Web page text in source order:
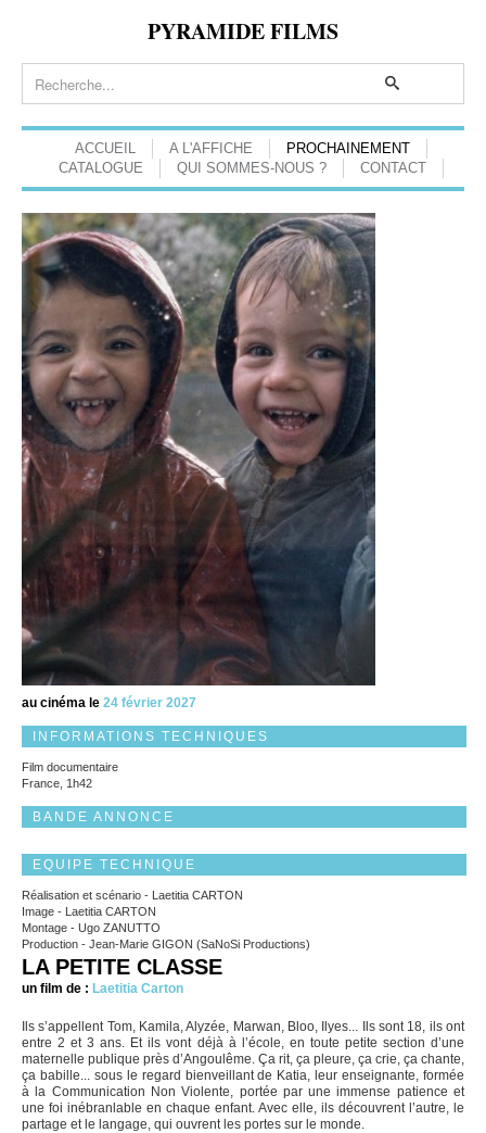
PYRAMIDE FILMS
ACCUEIL A L'AFFICHE
PROCHAINEMENT
CATALOGUE
QUI SOMMES-NOUS ? CONTACT
au cinéma le 24 février 2027
INFORMATIONS TECHNIQUES
Film documentaire
France, 1h42
BANDE ANNONCE
EQUIPE TECHNIQUE
Réalisation et scénario - Laetitia CARTON
Image - Laetitia CARTON
Montage - Ugo ZANUTTO
Production - Jean-Marie GIGON (SaNoSi Productions)
LA PETITE CLASSE
un film de : Laetitia Carton
Ils s’appellent Tom, Kamila, Alyzée, Marwan, Bloo, Ilyes... Ils sont 18, ils ont
entre 2 et 3 ans. Et ils vont déjà à l’école, en toute petite section d’une
maternelle publique près d’Angoulême. Ça rit, ça pleure, ça crie, ça chante,
ça babille... sous le regard bienveillant de Katia, leur enseignante, formée
à la Communication Non Violente, portée par une immense patience et
une foi inébranlable en chaque enfant. Avec elle, ils découvrent l’autre, le
partage et le langage, qui ouvrent les portes sur le monde.